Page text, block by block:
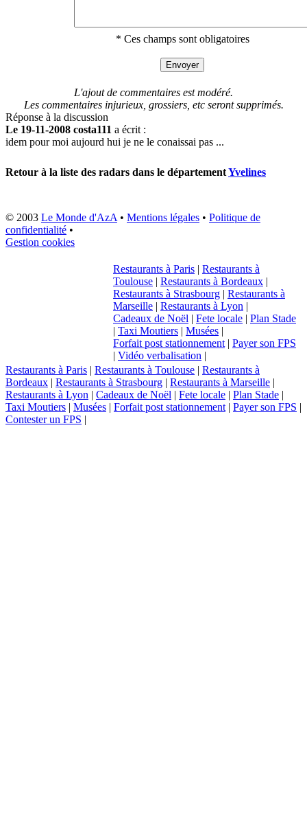
* Ces champs sont obligatoires
L'ajout de commentaires est modéré.
Les commentaires injurieux, grossiers, etc seront supprimés.
Réponse à la discussion
Le 19-11-2008 costa111 a écrit :
idem pour moi aujourd hui je ne le conaissai pas ...
Retour à la liste des radars dans le départementYvelines
© 2003 Le Monde d'AzA • Mentions légales • Politique de
confidentialité •
Gestion cookies
Restaurants à Paris | Restaurants à
Toulouse | Restaurants à Bordeaux |
Restaurants à Strasbourg | Restaurants à
Marseille | Restaurants à Lyon |
Cadeaux de Noël | Fete locale | Plan Stade
| Taxi Moutiers | Musées |
Forfait post stationnement | Payer son FPS
| Vidéo verbalisation |
Restaurants à Paris | Restaurants à Toulouse | Restaurants à
Bordeaux | Restaurants à Strasbourg | Restaurants à Marseille |
Restaurants à Lyon | Cadeaux de Noël | Fete locale | Plan Stade |
Taxi Moutiers | Musées | Forfait post stationnement | Payer son FPS |
Contester un FPS |